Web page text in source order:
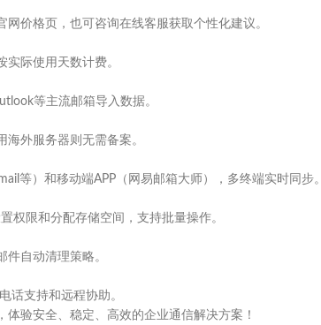
价格页，也可咨询在线客服获取个性化建议。
实际使用天数计费。
等主流邮箱导入数据。
外服务器则无需备案。
等）和移动端APP（网易邮箱大师），多终端实时同步。
权限和分配存储空间，支持批量操作。
自动清理策略。
话支持和远程协助。
验安全、稳定、高效的企业通信解决方案！